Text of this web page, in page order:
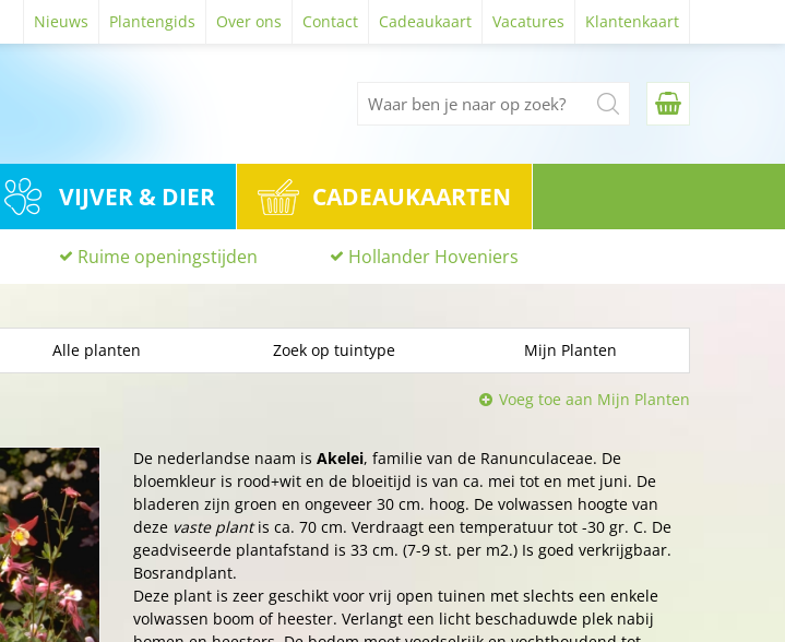
Nieuws Plantengids Over ons Contact Cadeaukaart Vacatures Klantenkaart
VIJVER & DIER CADEAUKAARTEN
Ruime openingstijden Hollander Hoveniers
Alle planten Zoek op tuintype Mijn Planten
Voeg toe aan Mijn Planten
De nederlandse naam is Akelei, familie van de Ranunculaceae. De
bloemkleur is rood+wit en de bloeitijd is van ca. mei tot en met juni. De
bladeren zijn groen en ongeveer 30 cm. hoog. De volwassen hoogte van
deze vaste plantis ca. 70 cm. Verdraagt een temperatuur tot -30 gr. C. De
geadviseerde plantafstand is 33 cm. (7-9 st. per m2.) Is goed verkrijgbaar.
Bosrandplant.
Deze plant is zeer geschikt voor vrij open tuinen met slechts een enkele
volwassen boom of heester. Verlangt een licht beschaduwde plek nabij